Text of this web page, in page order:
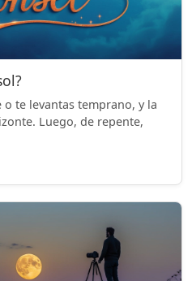
te levantas temprano, y la
Luego, de repente,